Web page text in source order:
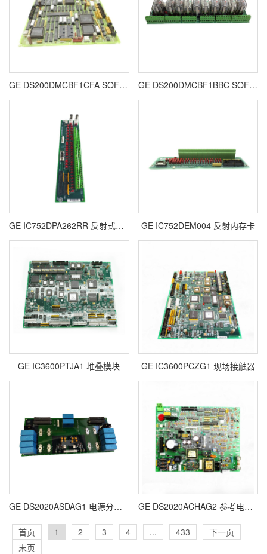
GE DS200DMCBF1CFA SOFTWARE PROM SET 内存模块 GE DS200DMCBF1BBC SOFTWARE PROM SET 反射内存模块
GE IC752DPA262RR 反射式内存卡 GE IC752DEM004 反射内存卡
GE IC3600PTJA1 堆叠模块 GE IC3600PCZG1 现场接触器
GE DS2020ASDAG1 电源分配模块 GE DS2020ACHAG2 参考电路板
首页 1 2 3 4 ... 433
下一页
末页